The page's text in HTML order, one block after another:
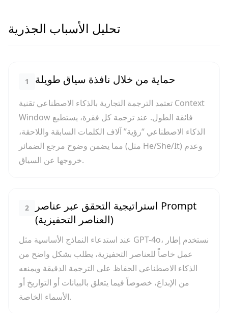
تحليل الأسباب الجذرية
1 حماية من خلال نافذة سياق طويلة
تعتمد الترجمة التجارية بالذكاء الاصطناعي تقنية Context
Window فائقة الطول. عند ترجمة كل فقرة، يستطيع
الذكاء الاصطناعي “رؤية” آلاف الكلمات السابقة واللاحقة،
مما يضمن وضوح مرجع الضمائر (مثل He/She/It) وعدم
خروجها عن السياق.
2
استراتيجية التحقق عبر عناصر Prompt
(العناصر التحفيزية)
عند استدعاء النماذج الأساسية مثل GPT-4o، نستخدم إطار
عمل خاصاً للعناصر التحفيزية، يطلب بشكل واضح من
الذكاء الاصطناعي الحفاظ على الترجمة الدقيقة ويمنعه
من الإبداع، خصوصاً فيما يتعلق بالبيانات أو التواريخ أو
الأسماء الخاصة.